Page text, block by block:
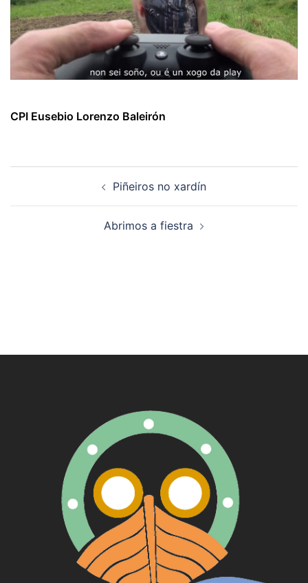
CPI Eusebio Lorenzo Baleirón
Piñeiros no xardín
Abrimos a fiestra